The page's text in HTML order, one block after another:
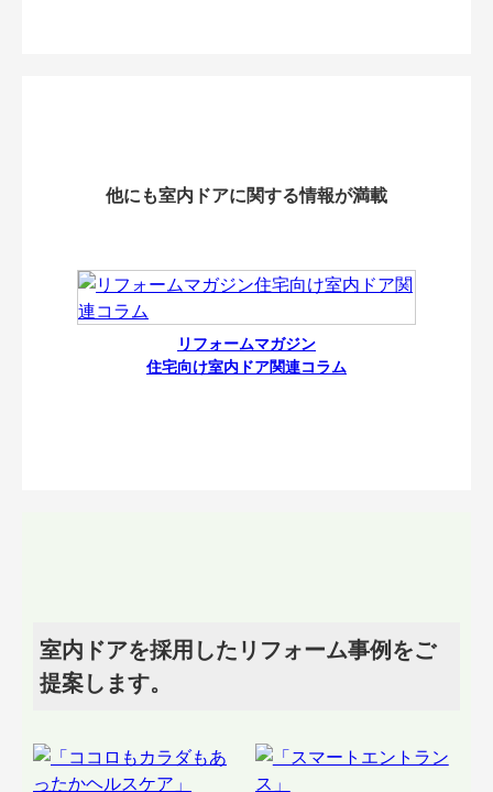
他にも室内ドアに関する情報が満載
リフォームマガジン
住宅向け室内ドア関連コラム
室内ドアを採用したリフォーム事例をご
提案します。